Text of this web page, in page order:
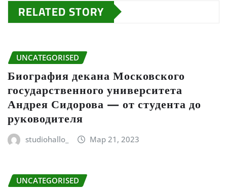
RELATED STORY
UNCATEGORISED
Биография декана Московского
государственного университета
Андрея Сидорова — от студента до
руководителя
studiohallo_ Мар 21, 2023
UNCATEGORISED